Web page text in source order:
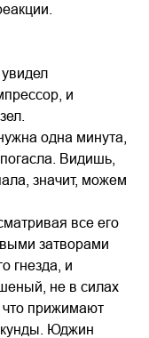
и
одна минута,
Видишь,
значит, можем
все его
затворами
гнезда, и
не в силах
что прижимают
Юджин